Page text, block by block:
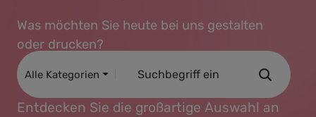
Was möchten Sie heute bei uns gestalten
oder drucken?
Alle Kategorien
Entdecken Sie die großartige Auswahl an